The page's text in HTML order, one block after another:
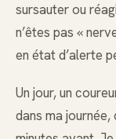
sursauter ou
n’êtes pas «
en état d’alerte
Un jour, un
dans ma journée,